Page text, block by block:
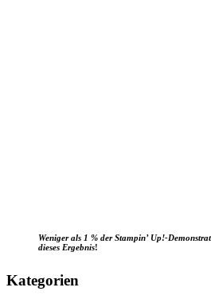
Weniger als 1 % der Stampin’ Up!-
dieses Ergebnis!
Kategorien